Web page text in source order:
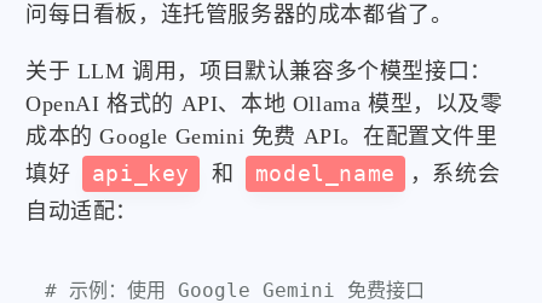
问每日看板，连托管服务器的成本都省了。
关于 LLM 调用，项目默认兼容多个模型接口：
OpenAI 格式的 API、本地 Ollama 模型，以及零
成本的 Google Gemini 免费 API。在配置文件里
填好
api_key 和 model_name
，系统会
自动适配：
# 示例：使用 Google Gemini 免费接口